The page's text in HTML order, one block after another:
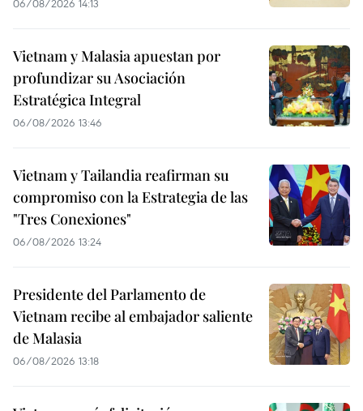
06/08/2026 14:13
Vietnam y Malasia apuestan por
profundizar su Asociación
Estratégica Integral
06/08/2026 13:46
Vietnam y Tailandia reafirman su
compromiso con la Estrategia de las
"Tres Conexiones"
06/08/2026 13:24
Presidente del Parlamento de
Vietnam recibe al embajador saliente
de Malasia
06/08/2026 13:18